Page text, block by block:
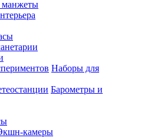
Наборы для
Барометры и
камеры